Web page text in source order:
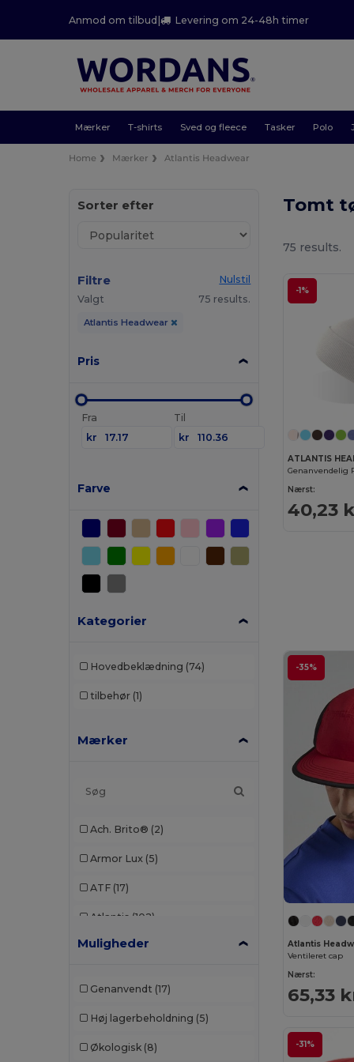
Anmod om tilbud| Levering om 24-48h timer
Mærker T-shirts Sved og fleece Tasker Polo
Home Mærker Atlantis Headwear
Sorter efter
Filtre
Nulstil
Valgt
75 results.
Atlantis Headwear
Pris
Fra
kr
Til
kr
Farve
Kategorier
Hovedbeklædning (74)
tilbehør (1)
Mærker
Ach. Brito® (2)
Armor Lux (5)
ATF (17)
Atlantis (102)
Atlantis Headwear
Muligheder
Genanvendt (17)
Høj lagerbeholdning (5)
Økologisk (8)
Tomt
75 results.
-1%
ATLANTIS
Nærst:
40,23
-35%
Atlantis
Ventileret cap
Nærst:
65,33
-31%